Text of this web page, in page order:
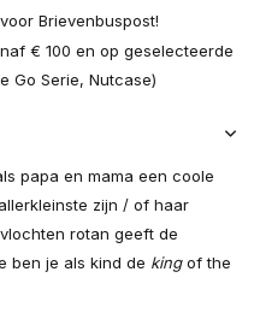
Brievenbuspost!
€ 100 en op geselecteerde
Go Serie, Nutcase)
papa en mama een coole
zijn / of haar
rotan geeft de
ben je als kind de kingof the